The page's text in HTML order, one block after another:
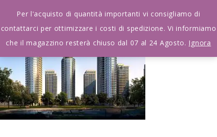
Per l'acquisto di quantità importanti vi consigliamo di
contattarci per ottimizzare i costi di spedizione. Vi informiamo
che il magazzino resterà chiuso dal 07 al 24 Agosto. Ignora